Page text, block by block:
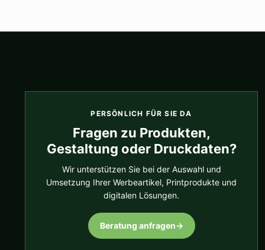
PERSÖNLICH FÜR SIE DA
Fragen zu Produkten,
Gestaltung oder Druckdaten?
Wir unterstützen Sie bei der Auswahl und
Umsetzung Ihrer Werbeartikel, Printprodukte und
digitalen Lösungen.
Beratung anfragen→